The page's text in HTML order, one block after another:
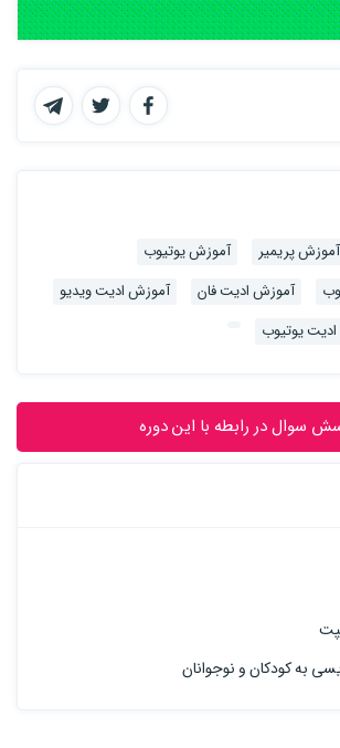
آموزش پریمیر
آموزش یوتیوب
آموزش ادیت فان
آموزش ادیت ویدیو
ادیت یوتیوب
سوال در رابطه با این دوره
به کودکان و نوجوانان